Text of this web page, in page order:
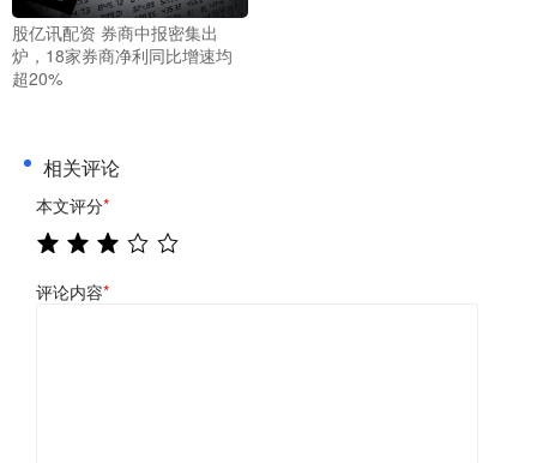
股亿讯配资 券商中报密集出
炉，18家券商净利同比增速均
超20%
相关评论
本文评分*
评论内容*